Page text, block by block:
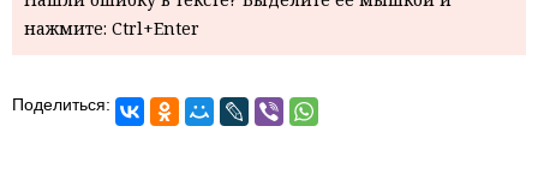
нажмите: Ctrl+Enter
Поделиться: